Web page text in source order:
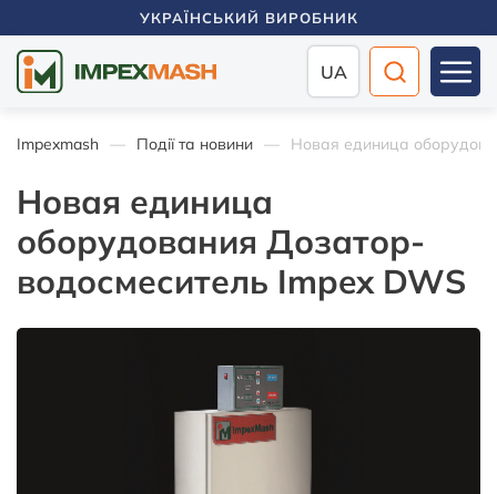
УКРАЇНСЬКИЙ ВИРОБНИК
UA
Impexmash Події та новини Новая единица
Новая единица
оборудования Дозатор-
водосмеситель Impex DWS